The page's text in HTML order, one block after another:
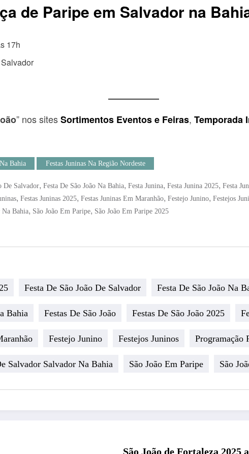
de Paripe em Salvador na
17h
” nos sitesSortimentos Eventos e Feiras, Temporada
Bahia Festas Juninas Na Região Nordeste
De Salvador, Festa De São João Na Bahia, Festa Junina, Festa Junina 2025, Festa
, Festas Juninas 2025, Festas Juninas Em Maranhão, Festejo Junino, Festejos
Na Bahia, São João Em Paripe, São João Em Paripe 2025
Festa De São João De Salvador Festa De São João Na
Bahia Festas De São João Festas De São João 2025
Festejo Junino Festejos Juninos Programação
Salvador Salvador Na Bahia São João Em Paripe São
São João de Fortaleza